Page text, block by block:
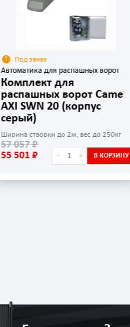
Под заказ
Автоматика для распашных ворот
Комплект для
распашных ворот Came
AXI SWN 20 (корпус
серый)
Ширина cтворки до 2м, вес до 250кг
57 057 ₽
55 501 ₽
- + В КОРЗИНУ